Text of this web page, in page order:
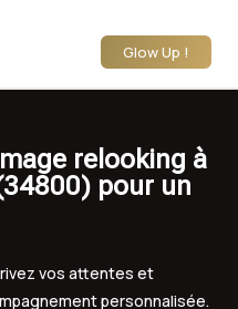
Glow Up !
relooking à
pour un
vos attentes et
personnalisée.